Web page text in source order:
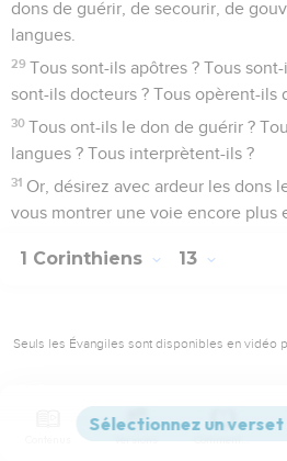
dons de guérir, de secourir, de
langues.
29 Tous sont-ils apôtres ? Tous
sont-ils docteurs ? Tous opèrent-ils
30 Tous ont-ils le don de guérir ?
langues ? Tous interprètent-ils ?
31 Or, désirez avec ardeur les dons
vous montrer une voie encore plus
1 Corinthiens 13
Seuls les Évangiles sont disponibles en vidéo
L'amour
Quand je parlerais les langues des
Versions Commentaires